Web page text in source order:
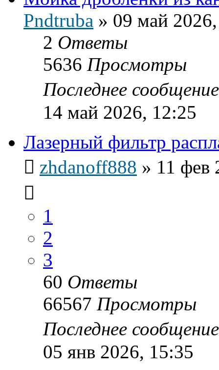
Pndtruba » 09 май
2 Ответы
5636 Просмотры
Последнее
14 май 2026, 12:25
Лазерный фильтр
zhdanoff888 » 11 фев
1
2
3
60 Ответы
66567 Просмотры
Последнее
05 янв 2026, 15:35